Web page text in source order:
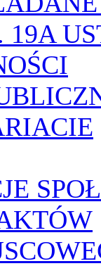
19A